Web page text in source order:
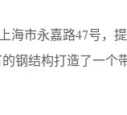
海市永嘉路47号，
钢结构打造了一